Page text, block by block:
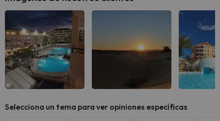
Selecciona un tema para ver opiniones específicas